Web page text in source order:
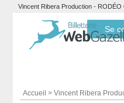
Vincent Ribera Production -
Se
Accueil >Vincent Ribera